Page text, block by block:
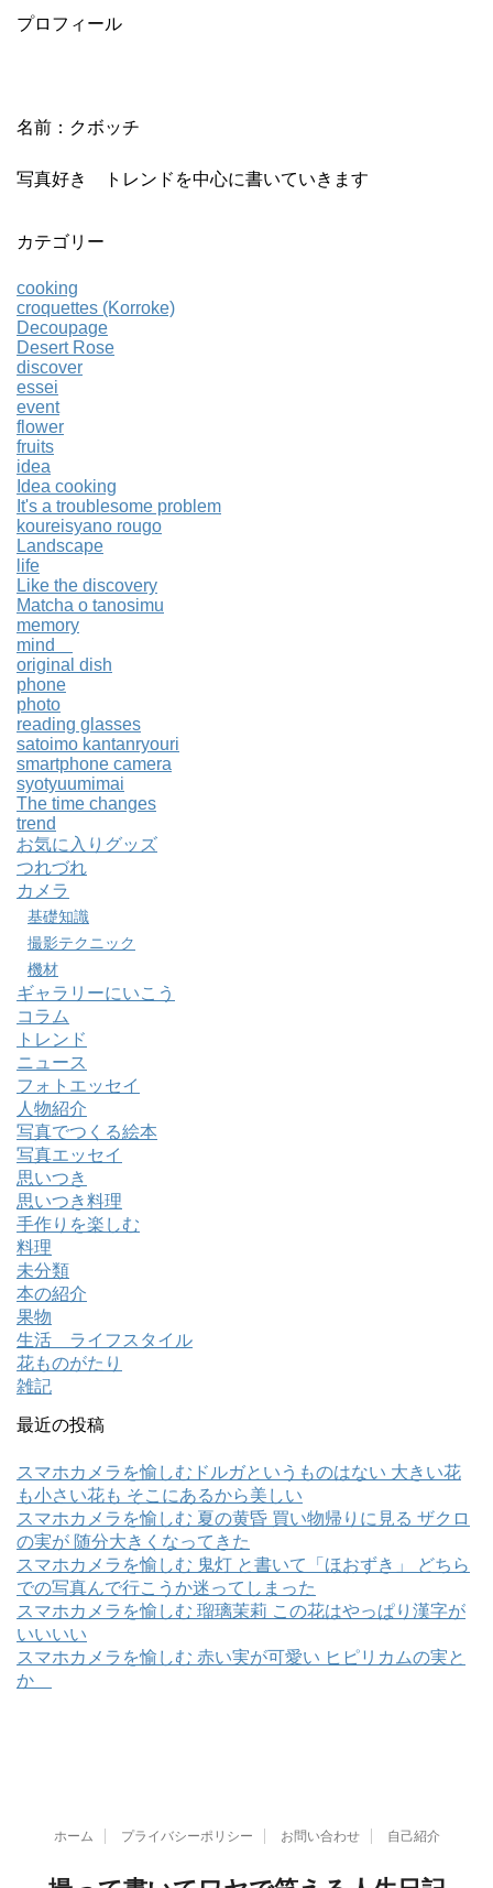
プロフィール
名前：クボッチ
写真好き トレンドを中心に書いていきます
カテゴリー
cooking
croquettes (Korroke)
Decoupage
Desert Rose
discover
essei
event
flower
fruits
idea
Idea cooking
It's a troublesome problem
koureisyano rougo
Landscape
life
Like the discovery
Matcha o tanosimu
memory
mind
original dish
phone
photo
reading glasses
satoimo kantanryouri
smartphone camera
syotyuumimai
The time changes
trend
お気に入りグッズ
つれづれ
カメラ
基礎知識
撮影テクニック
機材
ギャラリーにいこう
コラム
トレンド
ニュース
フォトエッセイ
人物紹介
写真でつくる絵本
写真エッセイ
思いつき
思いつき料理
手作りを楽しむ
料理
未分類
本の紹介
果物
生活 ライフスタイル
花ものがたり
雑記
最近の投稿
スマホカメラを愉しむドルガというものはない 大きい花
も小さい花も そこにあるから美しい
スマホカメラを愉しむ 夏の黄昏 買い物帰りに見る ザクロ
の実が 随分大きくなってきた
スマホカメラを愉しむ 鬼灯 と書いて「ほおずき」 どちら
での写真んで行こうか迷ってしまった
スマホカメラを愉しむ 瑠璃茉莉 この花はやっぱり漢字が
いいいい
スマホカメラを愉しむ 赤い実が可愛い ヒピリカムの実と
か
ホーム プライバシーポリシー お問い合わせ 自己紹介